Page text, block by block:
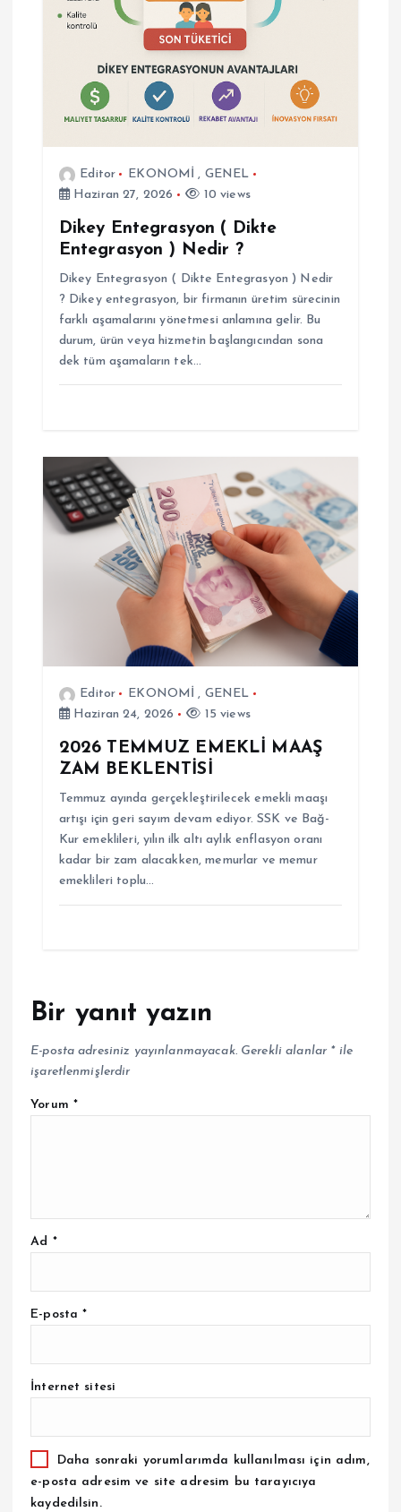
Editor EKONOMİ , GENEL
Haziran 27, 2026
10 views
Dikey Entegrasyon ( Dikte
Entegrasyon ) Nedir ?
Dikey Entegrasyon ( Dikte Entegrasyon ) Nedir
? Dikey entegrasyon, bir firmanın üretim sürecinin
farklı aşamalarını yönetmesi anlamına gelir. Bu
durum, ürün veya hizmetin başlangıcından sona
dek tüm aşamaların tek…
Editor EKONOMİ , GENEL
Haziran 24, 2026
15 views
2026 TEMMUZ EMEKLİ MAAŞ
ZAM BEKLENTİSİ
Temmuz ayında gerçekleştirilecek emekli maaşı
artışı için geri sayım devam ediyor. SSK ve Bağ-
Kur emeklileri, yılın ilk altı aylık enflasyon oranı
kadar bir zam alacakken, memurlar ve memur
emeklileri toplu…
Bir yanıt yazın
E-posta adresiniz yayınlanmayacak. Gerekli alanlar *ile
işaretlenmişlerdir
Yorum *
Ad *
E-posta*
İnternet sitesi
Daha sonraki yorumlarımda kullanılması için adım,
e-posta adresim ve site adresim bu tarayıcıya
kaydedilsin.